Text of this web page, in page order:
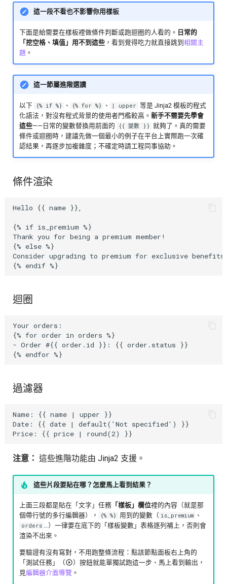
這一段不看也不影響你用樣板
下面是給需要在樣板裡做條件判斷或跑迴圈的人看的。 日常的
「挖空格、填值」用不到這些 ，看到覺得吃力就直接跳到相關主
題 。
這一節屬進階選讀
以下 {% if %} 、 {% for %} 、 | upper 等是 Jinja2 模板的程式
化語法，對沒有程式背景的使用者門檻較高。新手不需要先學會
這些——日常的變數替換用前面的 {{ 變數 }} 就夠了。真的需要
條件或迴圈時，建議先做一個最小的例子在平台上實際跑一次確
認結果，再逐步加複雜度；不確定時請工程同事協助。
條件渲染
Hello {{ name }},
{% if is_premium %}
Thank you for being a premium member!
{% else %}
Consider upgrading to premium for exclusive
迴圈
Your orders:
{% for order in orders %}
- Order #{{ order.id }}: {{ order.status }}
過濾器
Name: {{ name | upper }}
Date: {{ date | default('Not specified') }}
注意： 這些進階功能由 Jinja2 支援。
這些片段要貼在哪？怎麼馬上看到結果？
上面三段都是貼在「文字」任務 「樣板」欄位裡的內容（就是那
個帶行號的多行編輯器），
{% %} 用到的變數（ is_premium 、
orders …）一律要在底下的「樣板變數」表格逐列補上，否則會
渲染不出來。
要驗證有沒有寫對，不用跑整條流程：點該節點面板右上角的
「測試任務」（
）按鈕就能單獨試跑這一步、馬上看到輸出，
見編輯器介面導覽 。